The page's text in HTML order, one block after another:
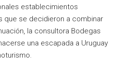
establecimientos
que se decidieron a combinar
la consultora Bodegas
una escapada a Uruguay